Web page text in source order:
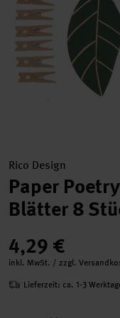
Rico Design
Paper
Blätter 8
4,29 €
inkl. MwSt. / zzgl.
Lieferzeit: ca. 1-3